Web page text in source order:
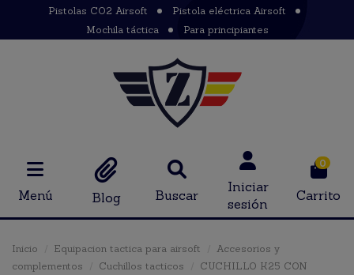
Pistolas CO2 Airsoft
Pistola eléctrica Airsoft
Mochila táctica
Para principiantes
Menú Blog Buscar
Iniciar
sesión
0
Carrito
Inicio Equipacion tactica para airsoft
Accesorios y
complementos
Cuchillos tacticos
CUCHILLO K25 CON